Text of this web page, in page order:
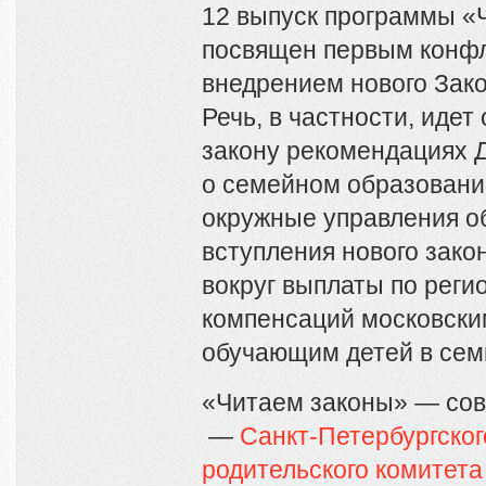
12 выпуск программы
посвящен первым
внедрением нового
Речь, в частности,
закону рекомендациях
о семейном
окружные управления
вступления нового
вокруг выплаты по
компенсаций
обучающим детей в
«Читаем законы» —
— Санкт-
родительского комитета